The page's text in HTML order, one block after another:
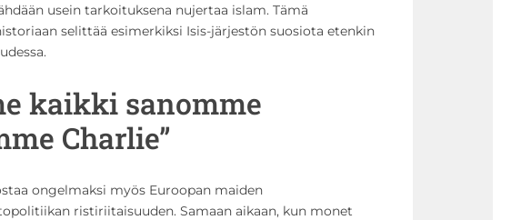
usein tarkoituksena nujertaa islam. Tämä
selittää esimerkiksi Isis-järjestön suosiota etenkin
kaikki sanomme
Charlie”
ongelmaksi myös Euroopan maiden
ristiriitaisuuden. Samaan aikaan, kun monet